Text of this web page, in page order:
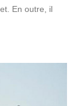
En outre, il